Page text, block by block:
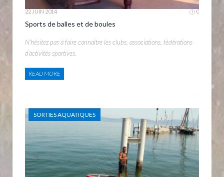
22 JUIN 2014 0
Sports de balles et de boules
N’hésitez pas à faire connaître les clubs, associations, fédérations
d’activités sportives.
READ MORE
SORTIES AQUATIQUES